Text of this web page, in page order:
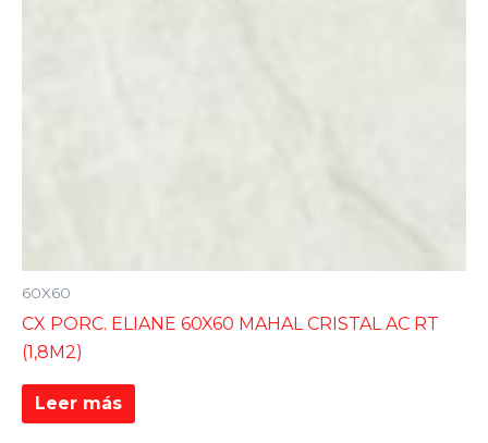
60X60
CX PORC. ELIANE 60X60 MAHAL CRISTAL AC RT
(1,8M2)
Leer más